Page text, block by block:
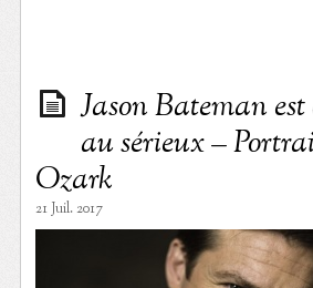
Jason Bateman
au sérieux –
Ozark
21 Juil. 2017